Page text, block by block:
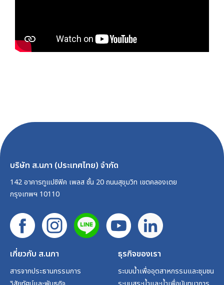
บริษัท ส.นภา (ประเทศไทย) จำกัด
142 อาคารทูแปซิฟิค เพลส ชั้น 20 ถนนสุขุมวิท เขตคลองเตย
กรุงเทพฯ 10110
เกี่ยวกับ ส.นภา
สารจากประธานกรรมการ
ธุรกิจของเรา
ระบบน้ำเพื่ออุตสาหกรรมและชุมชน